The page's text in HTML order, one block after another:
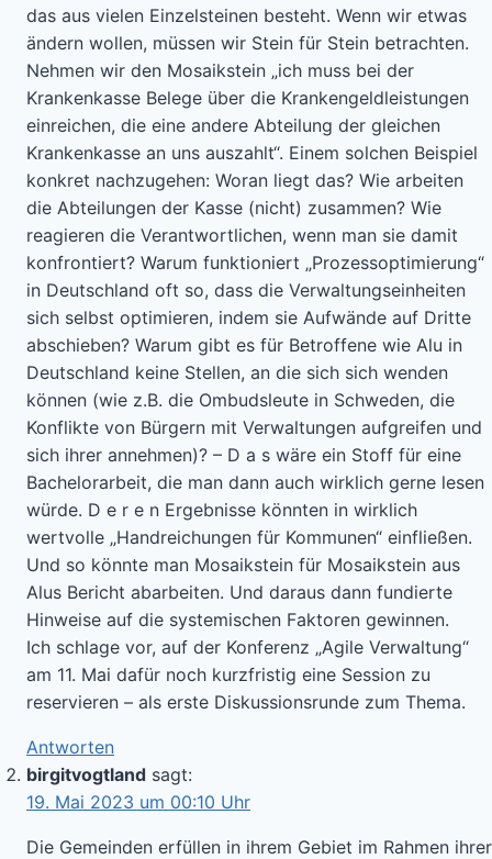
das aus vielen Einzelsteinen besteht. Wenn wir etwas
ändern wollen, müssen wir Stein für Stein betrachten.
Nehmen wir den Mosaikstein „ich muss bei der
Krankenkasse Belege über die Krankengeldleistungen
einreichen, die eine andere Abteilung der gleichen
Krankenkasse an uns auszahlt“. Einem solchen Beispiel
konkret nachzugehen: Woran liegt das? Wie arbeiten
die Abteilungen der Kasse (nicht) zusammen? Wie
reagieren die Verantwortlichen, wenn man sie damit
konfrontiert? Warum funktioniert „Prozessoptimierung“
in Deutschland oft so, dass die Verwaltungseinheiten
sich selbst optimieren, indem sie Aufwände auf Dritte
abschieben? Warum gibt es für Betroffene wie Alu in
Deutschland keine Stellen, an die sich sich wenden
können (wie z.B. die Ombudsleute in Schweden, die
Konflikte von Bürgern mit Verwaltungen aufgreifen und
sich ihrer annehmen)? – D a s wäre ein Stoff für eine
Bachelorarbeit, die man dann auch wirklich gerne lesen
würde. D e r e n Ergebnisse könnten in wirklich
wertvolle „Handreichungen für Kommunen“ einfließen.
Und so könnte man Mosaikstein für Mosaikstein aus
Alus Bericht abarbeiten. Und daraus dann fundierte
Hinweise auf die systemischen Faktoren gewinnen.
Ich schlage vor, auf der Konferenz „Agile Verwaltung“
am 11. Mai dafür noch kurzfristig eine Session zu
reservieren – als erste Diskussionsrunde zum Thema.
Antworten
birgitvogtland sagt:
19. Mai 2023 um 00:10 Uhr
Die Gemeinden erfüllen in ihrem Gebiet im Rahmen ihrer